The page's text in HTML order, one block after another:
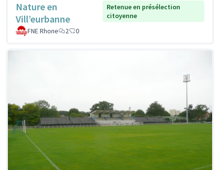
Nature en
Vill’eurbanne
Retenue en présélection
citoyenne
FNE Rhone
2 0